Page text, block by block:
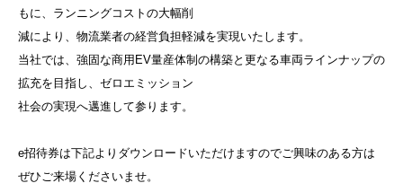
もに、ランニングコストの大幅削
減により、物流業者の経営負担軽減を実現いたします。
当社では、強固な商用EV量産体制の構築と更なる車両ラインナップの
拡充を目指し、ゼロエミッション
社会の実現へ邁進して参ります。
e招待券は下記よりダウンロードいただけますのでご興味のある方は
ぜひご来場くださいませ。